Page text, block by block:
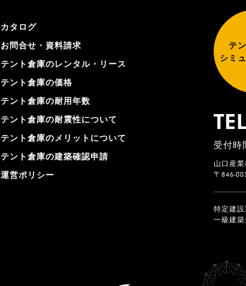
カタログ
お問合せ・資料請求
テント倉庫のレンタル・リース
テント倉庫の価格
テント倉庫の耐用年数
テント倉庫の耐震性について
テント倉庫のメリットについて
テント倉庫の建築確認申請
運営ポリシー
テ
シミ
受付時
山口産
〒846-
特定建
一級建